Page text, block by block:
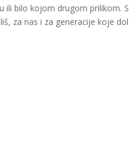
ili bilo kojom drugom prilikom.
za nas i za generacije koje